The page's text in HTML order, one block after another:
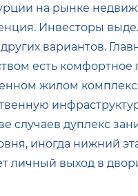
на рынке
Инвесторы
вариантов.
есть комфортное
жилом
случаев дуплекс
иногда нижний
личный выход в